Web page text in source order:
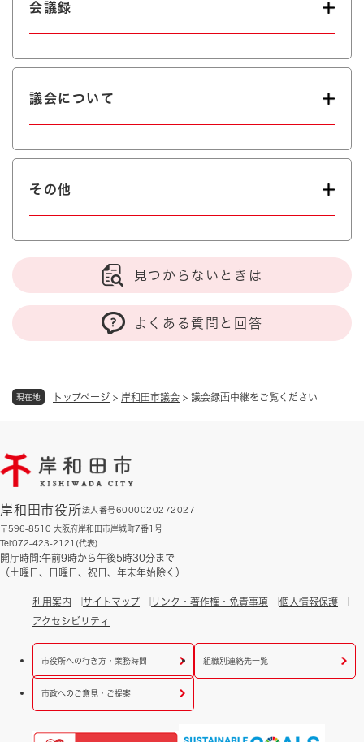
現在地 トップページ > 岸和田市議会 > 議会録画中継をご覧ください
会議録
議会について
その他
見つからないときは
よくある質問と回答
岸和田市役所法人番号6000020272027
〒596-8510 大阪府岸和田市岸城町7番1号
Tel:072-423-2121(代表)
開庁時間:午前9時から午後5時30分まで
（土曜日、日曜日、祝日、年末年始除く）
利用案内 サイトマップ リンク・著作権・免責事項
個人情報保護
アクセシビリティ
市役所への行き方・業務時間 組織別連絡先一覧
市政へのご意見・ご提案